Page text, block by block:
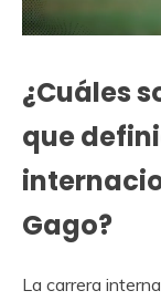
¿Cuáles
que
Gago?
La carrera